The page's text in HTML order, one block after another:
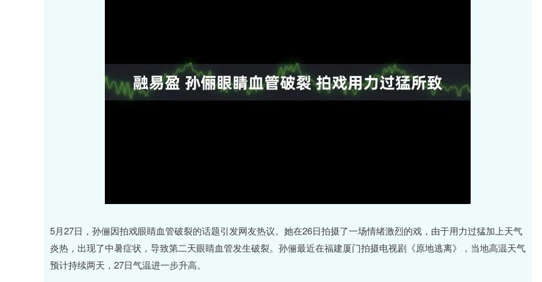
5月27日，孙俪因拍戏眼睛血管破裂的话题引发网友热议。她在26日拍摄了一场情绪激烈的戏，由于用力过猛加上天气
炎热，出现了中暑症状，导致第二天眼睛血管发生破裂。孙俪最近在福建厦门拍摄电视剧《原地逃离》，当地高温天气
预计持续两天，27日气温进一步升高。